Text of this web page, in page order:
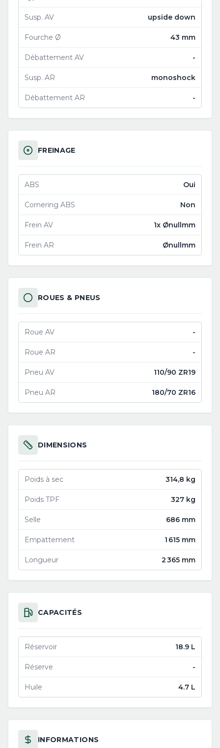
Susp. AV upside down
Fourche Ø 43 mm
Débattement AV -
Susp. AR monoshock
Débattement AR -
FREINAGE
ABS Oui
Cornering ABS Non
Frein AV 1x Ønullmm
Frein AR Ønullmm
ROUES & PNEUS
Roue AV -
Roue AR -
Pneu AV 110/90 ZR19
Pneu AR 180/70 ZR16
DIMENSIONS
Poids à sec 314,8 kg
Poids TPF 327 kg
Selle 686 mm
Empattement 1 615 mm
Longueur 2 365 mm
CAPACITÉS
Réservoir 18.9 L
Réserve -
Huile 4.7 L
INFORMATIONS